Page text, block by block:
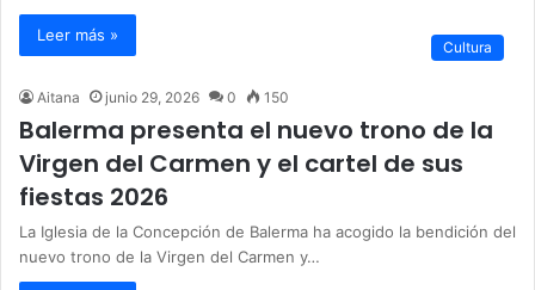
Leer más »
Cultura
Aitana junio 29, 2026 0 150
Balerma presenta el nuevo trono de la
Virgen del Carmen y el cartel de sus
fiestas 2026
La Iglesia de la Concepción de Balerma ha acogido la bendición del
nuevo trono de la Virgen del Carmen y…